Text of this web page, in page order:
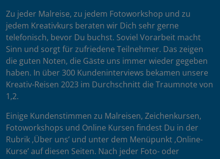
Zu jeder Malreise, zu jedem Fotoworkshop und zu
jedem Kreativkurs beraten wir Dich sehr gerne
telefonisch, bevor Du buchst. Soviel Vorarbeit macht
Sinn und sorgt für zufriedene Teilnehmer. Das zeigen
die guten Noten, die Gäste uns immer wieder gegeben
haben. In über 300 Kundeninterviews bekamen unsere
Kreativ-Reisen 2023 im Durchschnitt die Traumnote von
1,2.
Einige Kundenstimmen zu Malreisen, Zeichenkursen,
Fotoworkshops und Online Kursen findest Du in der
Rubrik ‚Über uns’ und unter dem Menüpunkt ‚Online-
Kurse’ auf diesen Seiten. Nach jeder Foto- oder